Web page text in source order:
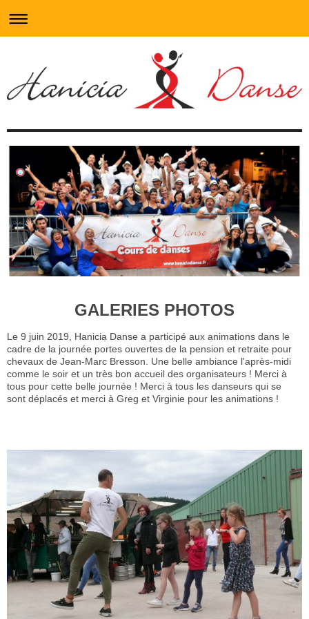
GALERIES PHOTOS
Le 9 juin 2019, Hanicia Danse a participé aux animations dans le
cadre de la journée portes ouvertes de la pension et retraite pour
chevaux de Jean-Marc Bresson. Une belle ambiance l'après-midi
comme le soir et un très bon accueil des organisateurs ! Merci à
tous pour cette belle journée ! Merci à tous les danseurs qui se
sont déplacés et merci à Greg et Virginie pour les animations !